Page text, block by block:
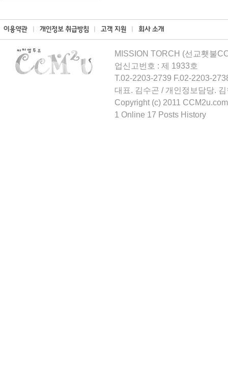
MISSION TORCH (선교횃불
업신고번호 : 제 1933호
T.02-2203-2739 F.02-2203-
대표. 김수곤 / 개인정보담당.
Copyright (c) 2011
1 Online 17 Posts History